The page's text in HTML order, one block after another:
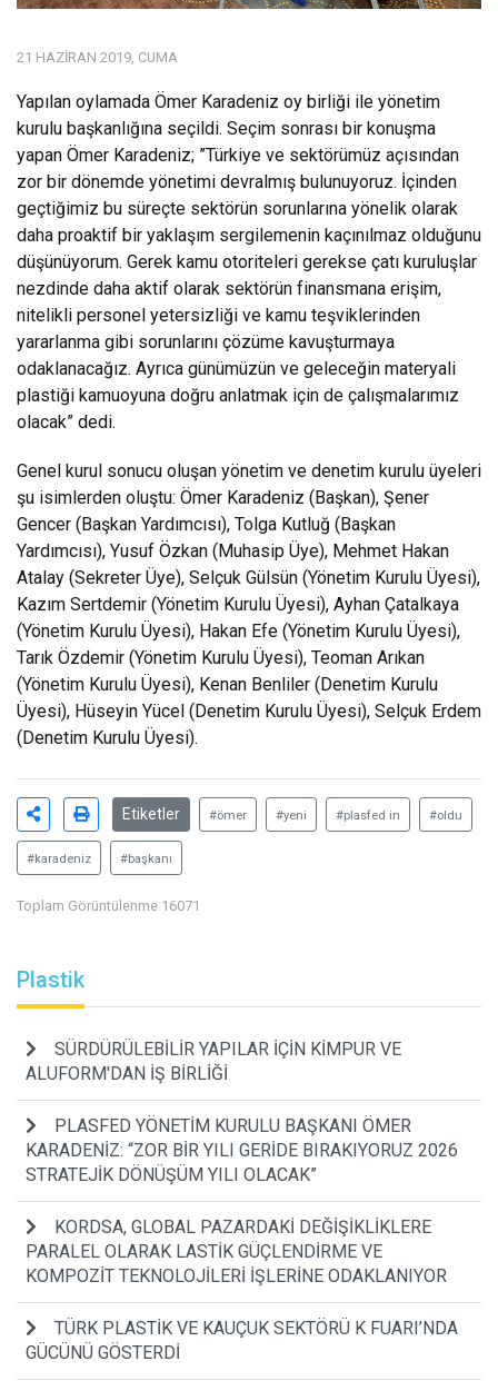
21 HAZIRAN 2019, CUMA
Yapılan oylamada Ömer Karadeniz oy birliği ile yönetim
kurulu başkanlığına seçildi. Seçim sonrası bir konuşma
yapan Ömer Karadeniz; ”Türkiye ve sektörümüz açısından
zor bir dönemde yönetimi devralmış bulunuyoruz. İçinden
geçtiğimiz bu süreçte sektörün sorunlarına yönelik olarak
daha proaktif bir yaklaşım sergilemenin kaçınılmaz olduğunu
düşünüyorum. Gerek kamu otoriteleri gerekse çatı kuruluşlar
nezdinde daha aktif olarak sektörün finansmana erişim,
nitelikli personel yetersizliği ve kamu teşviklerinden
yararlanma gibi sorunlarını çözüme kavuşturmaya
odaklanacağız. Ayrıca günümüzün ve geleceğin materyali
plastiği kamuoyuna doğru anlatmak için de çalışmalarımız
olacak” dedi.
Genel kurul sonucu oluşan yönetim ve denetim kurulu üyeleri
şu isimlerden oluştu: Ömer Karadeniz (Başkan), Şener
Gencer (Başkan Yardımcısı), Tolga Kutluğ (Başkan
Yardımcısı), Yusuf Özkan (Muhasip Üye), Mehmet Hakan
Atalay (Sekreter Üye), Selçuk Gülsün (Yönetim Kurulu Üyesi),
Kazım Sertdemir (Yönetim Kurulu Üyesi), Ayhan Çatalkaya
(Yönetim Kurulu Üyesi), Hakan Efe (Yönetim Kurulu Üyesi),
Tarık Özdemir (Yönetim Kurulu Üyesi), Teoman Arıkan
(Yönetim Kurulu Üyesi), Kenan Benliler (Denetim Kurulu
Üyesi), Hüseyin Yücel (Denetim Kurulu Üyesi), Selçuk Erdem
(Denetim Kurulu Üyesi).
Etiketler #ömer #yeni #plasfed in #oldu
#karadeniz #başkanı
Toplam Görüntülenme 16071
Plastik
SÜRDÜRÜLEBİLİR YAPILAR İÇİN KİMPUR VE
ALUFORM'DAN İŞ BİRLİĞİ
PLASFED YÖNETİM KURULU BAŞKANI ÖMER
KARADENİZ: “ZOR BİR YILI GERİDE BIRAKIYORUZ 2026
STRATEJİK DÖNÜŞÜM YILI OLACAK”
KORDSA, GLOBAL PAZARDAKİ DEĞİŞİKLİKLERE
PARALEL OLARAK LASTİK GÜÇLENDİRME VE
KOMPOZİT TEKNOLOJİLERİ İŞLERİNE ODAKLANIYOR
TÜRK PLASTİK VE KAUÇUK SEKTÖRÜ K FUARI’NDA
GÜCÜNÜ GÖSTERDİ